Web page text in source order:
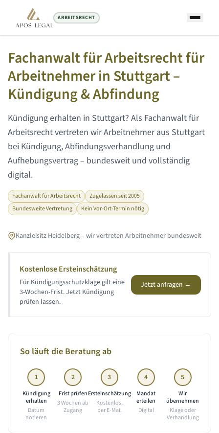
ARBEITSRECHT
Startseite/Arbeitsrecht Anwalt
Fachanwalt für Arbeitsrecht für
Arbeitnehmer in Stuttgart–
Kündigung & Abfindung
Kündigung erhalten in Stuttgart? Als Fachanwalt für
Arbeitsrecht vertreten wir Arbeitnehmer aus Stuttgart
bei Kündigung, Abfindungsverhandlung und
Aufhebungsvertrag – bundesweit und vollständig
digital.
Fachanwalt für Arbeitsrecht
Zugelassen seit 2005
Bundesweite Vertretung
Kein Vor-Ort-Termin nötig
Kanzleisitz Heidelberg – wir vertreten Arbeitnehmer bundesweit
Kostenlose Ersteinschätzung
Für Kündigungsschutzklage gilt eine
3-Wochen-Frist. Jetzt Kündigung
prüfen lassen.
Jetzt anfragen →
So läuft die Beratung ab
1
Kündigung
erhalten
Datum
notieren
2
Frist prüfen
3 Wochen ab
Zugang
3
Ersteinschätzung
Kostenlos,
per E-Mail
4
Mandat
erteilen
Digital
5
Wir
übernehmen
Klage oder
Verhandlung